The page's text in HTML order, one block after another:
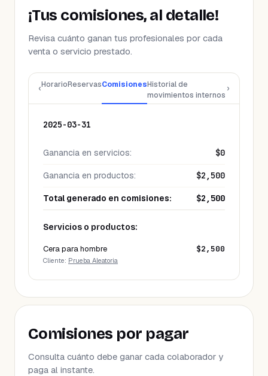
¡Tus comisiones, al detalle!
Revisa cuánto ganan tus profesionales por cada
venta o servicio prestado.
‹HorarioReservasComisionesHistorial de
movimientos internos
›
2025-03-31
Ganancia en servicios: $0
Ganancia en productos: $2,500
Total generado en comisiones: $2,500
Servicios o productos:
Cera para hombre
Cliente: Prueba Aleatoria
$2,500
Comisiones por pagar
Consulta cuánto debe ganar cada colaborador y
paga al instante.